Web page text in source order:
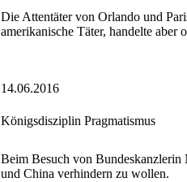
Die Attentäter von Orlando und
amerikanische Täter, handelte aber
14.06.2016
Königsdisziplin Pragmatismus
Beim Besuch von
und China verhindern zu wollen.